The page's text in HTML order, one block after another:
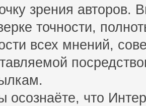
зрения авторов.
точности,
всех мнений,
осознаёте, что